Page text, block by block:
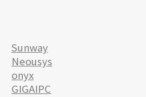
Sunway
Neousys
onyx
GIGAIPC